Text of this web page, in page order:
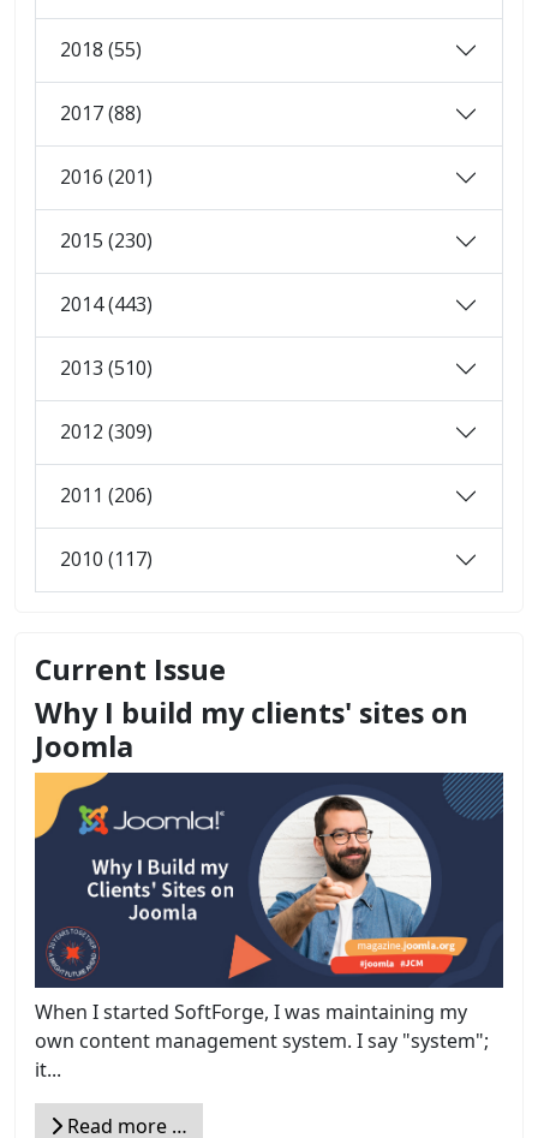
2018 (55)
2017 (88)
2016 (201)
2015 (230)
2014 (443)
2013 (510)
2012 (309)
2011 (206)
2010 (117)
Current Issue
Why I build my clients' sites on
Joomla
When I started SoftForge, I was maintaining my
own content management system. I say "system";
it...
Read more …